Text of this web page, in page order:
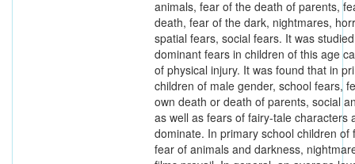
animals, fear of the death of parents,
death, fear of the dark, nightmares,
spatial fears, social fears. It was
dominant fears in children of this age
of physical injury. It was found that in
children of male gender, school fears,
own death or death of parents, social
as well as fears of fairy-tale characters
dominate. In primary school children of
fear of animals and darkness,